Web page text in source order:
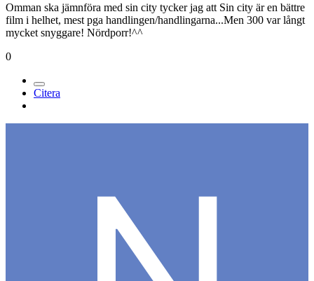
Medlemmar
Postad5 april 2007
Såg 300 i lördags! Tyckte den var skitbra, även om utseendet verkar
Omman ska jämnföra med sin city tycker jag att Sin city är en bättre
film i helhet, mest pga handlingen/handlingarna...Men 300 var långt
mycket snyggare! Nördporr!^^